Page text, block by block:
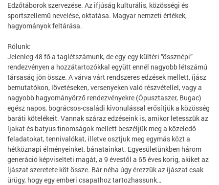
Edzőtáborok szervezése. Az ifjúság kulturális, közösségi és
sportszellemű nevelése, oktatása. Magyar nemzeti értékek,
hagyományok feltárása.
Rólunk:
Jelenleg 48 fő a taglétszámunk, de egy-egy kültéri “össznépi”
rendezvényen a hozzátartozókkal együtt ennél nagyobb létszámú
társaság jön össze. A várva várt rendszeres edzések mellett, íjász
bemutatókon, lövetéseken, versenyeken való részvétellel, vagy a
nagyobb hagyományörző rendezvényekre (Ópusztaszer, Bugac)
egész napos, bográcsos-családi kivonulással erősítjük a közösség
baráti kötelékeit. Vannak száraz edzéseink is, amikor letesszük az
íjakat és batyus finomságok mellett beszéljük meg a közeledő
feladatokat, tennivalókat, illetve osztjuk meg egymás közt a
hétköznapi élményeinket, bánatainkat. Egyesületünkben három
generáció képviselteti magát, a 9 évestől a 65 éves korig, akiket az
íjászat szeretete köt össze. Bár néha úgy érezzük az íjászat csak
ürügy, hogy egy emberi csapathoz tartozhassunk…